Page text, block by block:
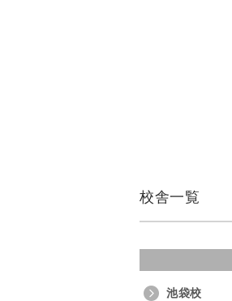
校舎一覧
池袋校